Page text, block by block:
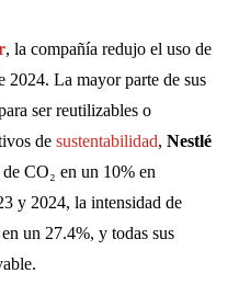
, la compañía redujo el uso de
2024. La mayor parte de sus
ser reutilizables o
de sustentabilidad, Nestlé
CO₂ en un 10% en
y 2024, la intensidad de
un 27.4%, y todas sus